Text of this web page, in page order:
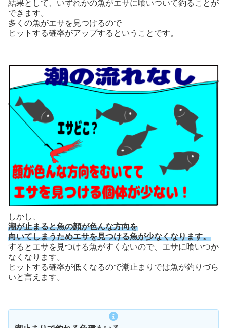
結果として、いずれかの魚がエサに喰いついて釣ることが
できます。
多くの魚がエサを見つけるので
ヒットする確率がアップするということです。
しかし、
潮が止まると魚の顔が色んな方向を
向いてしまうためエサを見つける魚が少なくなります。
するとエサを見つける魚がすくないので、エサに喰いつか
なくなります。
ヒットする確率が低くなるので潮止まりでは魚が釣りづら
いと言えます。